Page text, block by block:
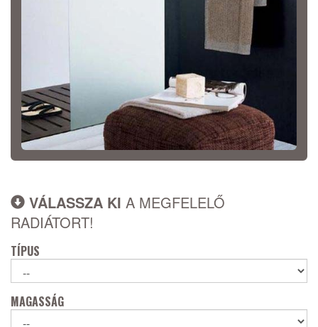
VÁLASSZA KI A MEGFELELŐ
RADIÁTORT!
TÍPUS
MAGASSÁG